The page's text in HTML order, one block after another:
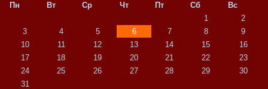
Пн
Вт Ср Чт Пт Сб
Вс
1
2
3
4 5 6 7 8
9
10
11 12 13 14 15
16
17
18 19 20 21 22
23
24
25 26 27 28 29
30
31